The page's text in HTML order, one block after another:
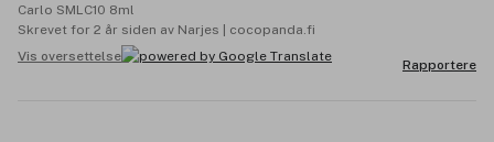
Carlo SMLC10 8ml
Skrevet for 2 år siden av Narjes | cocopanda.fi
Vis oversettelse
Rapportere